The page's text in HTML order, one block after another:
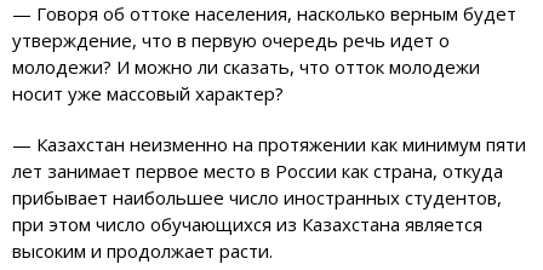
— Говоря об оттоке населения, насколько верным будет
утверждение, что в первую очередь речь идет о
молодежи? И можно ли сказать, что отток молодежи
носит уже массовый характер?
— Казахстан неизменно на протяжении как минимум пяти
лет занимает первое место в России как страна, откуда
прибывает наибольшее число иностранных студентов,
при этом число обучающихся из Казахстана является
высоким и продолжает расти.